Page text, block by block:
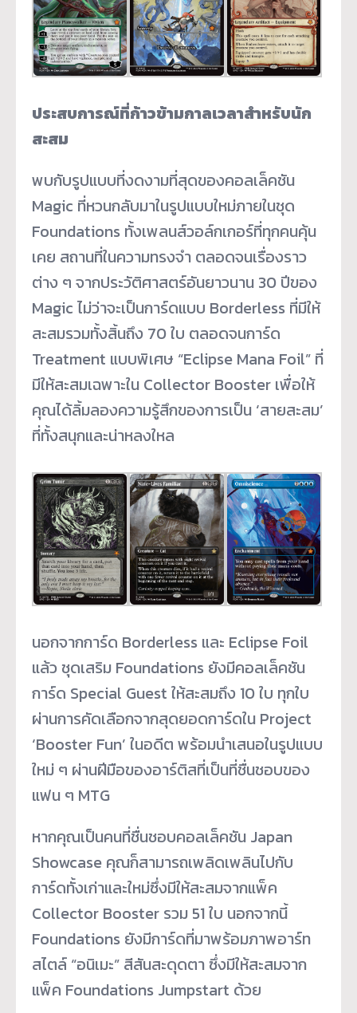
ประสบการณ์ที่ก้าวข้ามกาลเวลาสำหรับนัก
สะสม
พบกับรูปแบบที่งดงามที่สุดของคอลเล็คชัน
Magic ที่หวนกลับมาในรูปแบบใหม่ภายในชุด
Foundations ทั้งเพลนส์วอล์กเกอร์ที่ทุกคนคุ้น
เคย สถานที่ในความทรงจำ ตลอดจนเรื่องราว
ต่าง ๆ จากประวัติศาสตร์อันยาวนาน 30 ปีของ
Magic ไม่ว่าจะเป็นการ์ดแบบ Borderless ที่มีให้
สะสมรวมทั้งสิ้นถึง 70 ใบ ตลอดจนการ์ด
Treatment แบบพิเศษ “Eclipse Mana Foil” ที่
มีให้สะสมเฉพาะใน Collector Booster เพื่อให้
คุณได้ลิ้มลองความรู้สึกของการเป็น ‘สายสะสม’
ที่ทั้งสนุกและน่าหลงใหล
นอกจากการ์ด Borderless และ Eclipse Foil
แล้ว ชุดเสริม Foundations ยังมีคอลเล็คชัน
การ์ด Special Guest ให้สะสมถึง 10 ใบ ทุกใบ
ผ่านการคัดเลือกจากสุดยอดการ์ดใน Project
‘Booster Fun’ ในอดีต พร้อมนำเสนอในรูปแบบ
ใหม่ ๆ ผ่านฝีมือของอาร์ติสที่เป็นที่ชื่นชอบของ
แฟน ๆ MTG
หากคุณเป็นคนที่ชื่นชอบคอลเล็คชัน Japan
Showcase คุณก็สามารถเพลิดเพลินไปกับ
การ์ดทั้งเก่าและใหม่ซึ่งมีให้สะสมจากแพ็ค
Collector Booster รวม 51 ใบ นอกจากนี้
Foundations ยังมีการ์ดที่มาพร้อมภาพอาร์ท
สไตล์ “อนิเมะ” สีสันสะดุดตา ซึ่งมีให้สะสมจาก
แพ็ค Foundations Jumpstart ด้วย